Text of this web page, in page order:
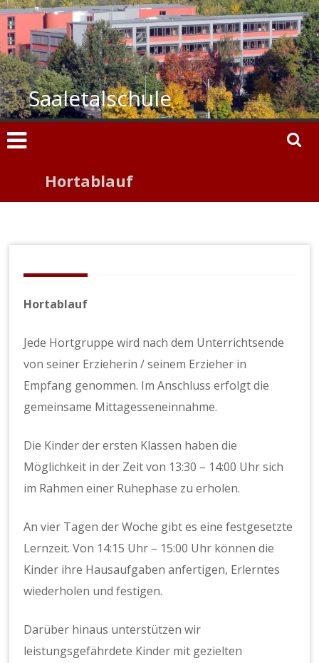
Zum
Inhalt
springen
Saaletalschule
Hortablauf
Hortablauf
Jede Hortgruppe wird nach dem Unterrichtsende
von seiner Erzieherin / seinem Erzieher in
Empfang genommen. Im Anschluss erfolgt die
gemeinsame Mittagesseneinnahme.
Die Kinder der ersten Klassen haben die
Möglichkeit in der Zeit von 13:30 – 14:00 Uhr sich
im Rahmen einer Ruhephase zu erholen.
An vier Tagen der Woche gibt es eine festgesetzte
Lernzeit. Von 14:15 Uhr – 15:00 Uhr können die
Kinder ihre Hausaufgaben anfertigen, Erlerntes
wiederholen und festigen.
Darüber hinaus unterstützen wir
leistungsgefährdete Kinder mit gezielten